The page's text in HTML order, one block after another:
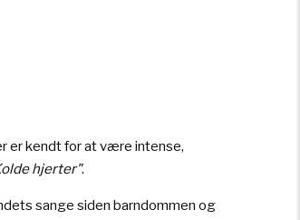
er kendt for at være intense,
hjerter".
sange siden barndommen og